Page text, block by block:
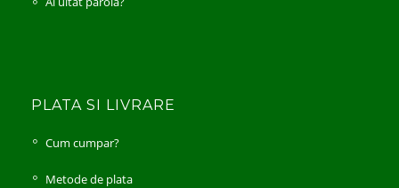
PLATA SI LIVRARE
Cum cumpar?
Metode de plata